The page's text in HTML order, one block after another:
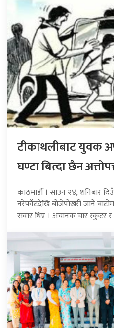
टीकाथलीबाट युवक
घण्टा बित्दा छैन
काठमाडौँ । साउन २४, शनिबार
नरेफाँटदेखि बोजेपोखरी जाने
सवार थिए । अचानक चार स्कुटर